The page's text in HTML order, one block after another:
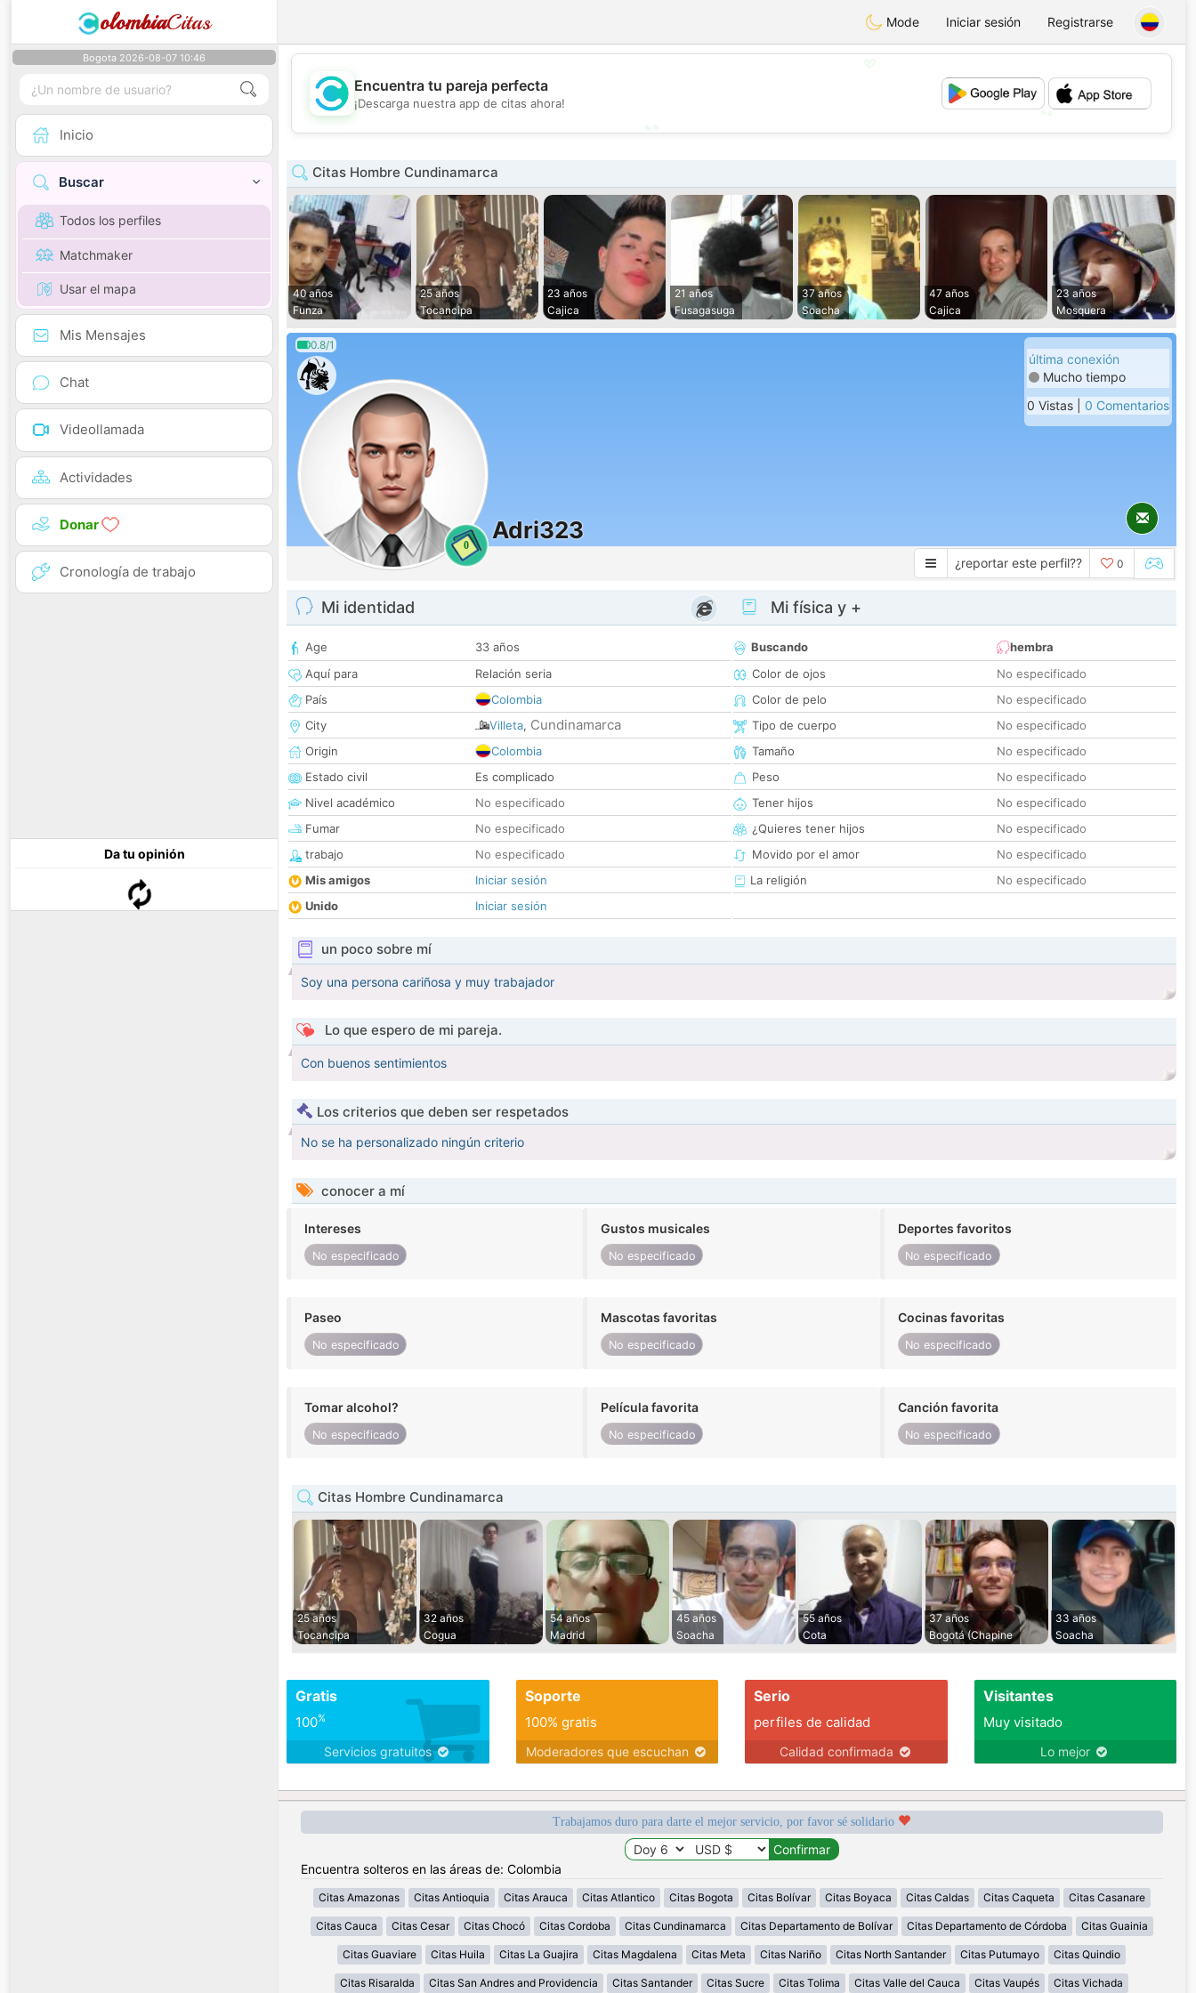
olombiaCitas Mode Iniciar sesión Registrarse
Bogota 2026-08-07 10:46
Inicio
Buscar
Todos los perfiles
Matchmaker
Usar el mapa
Mis Mensajes
Chat
Videollamada
Actividades
Donar
Cronología de trabajo
Da tu opinión
💖
💕
Encuentra tu pareja perfecta
¡Descarga nuestra app de citas ahora!
Citas Hombre Cundinamarca
40 años
Funza
25 años
Tocancipa
23 años
Cajica
21 años
Fusagasuga
37 años
Soacha
47 años
Cajica
23 años
Mosquera
0.8/1
0
Adri323
última conexión
Mucho tiempo
0 Vistas | 0 Comentarios
¿reportar este perfil?? 0
Mi identidad
Age
33 años
Aquí para
Relación seria
País
Colombia
City
Villeta, Cundinamarca
Origin
Colombia
Estado civil
Es complicado
Nivel académico
No especificado
Fumar
No especificado
trabajo
No especificado
Mis amigos
Iniciar sesión
Unido
Iniciar sesión
Mi física y +
Buscando
hembra
Color de ojos
No especificado
Color de pelo
No especificado
Tipo de cuerpo
No especificado
Tamaño
No especificado
Peso
No especificado
Tener hijos
No especificado
¿Quieres tener hijos
No especificado
Movido por el amor
No especificado
La religión
No especificado
un poco sobre mí
Soy una persona cariñosa y muy trabajador
Lo que espero de mi pareja.
Con buenos sentimientos
Los criterios que deben ser respetados
No se ha personalizado ningún criterio
conocer a mí
Intereses
No especificado
Gustos musicales
No especificado
Deportes favoritos
No especificado
Paseo
No especificado
Mascotas favoritas
No especificado
Cocinas favoritas
No especificado
Tomar alcohol?
No especificado
Película favorita
No especificado
Canción favorita
No especificado
Citas Hombre Cundinamarca
25 años
Tocancipa
32 años
Cogua
54 años
Madrid
45 años
Soacha
55 años
Cota
37 años
Bogotá (Chapine
33 años
Soacha
Gratis
100%
Servicios gratuitos
Soporte
100% gratis
Moderadores que escuchan
Serio
perfiles de calidad
Calidad confirmada
Visitantes
Muy visitado
Lo mejor
Trabajamos duro para darte el mejor servicio, por favor sé solidario
Encuentra solteros en las áreas de: Colombia
Citas Amazonas Citas Antioquia Citas Arauca Citas Atlantico Citas Bogota Citas Bolívar Citas Boyaca Citas Caldas Citas Caqueta Citas Casanare
Citas Cauca Citas Cesar Citas Chocó Citas Cordoba Citas Cundinamarca Citas Departamento de Bolívar Citas Departamento de Córdoba Citas Guainia
Citas Guaviare Citas Huila Citas La Guajira Citas Magdalena Citas Meta Citas Nariño Citas North Santander Citas Putumayo Citas Quindio
Citas Risaralda Citas San Andres and Providencia Citas Santander Citas Sucre Citas Tolima Citas Valle del Cauca Citas Vaupés Citas Vichada